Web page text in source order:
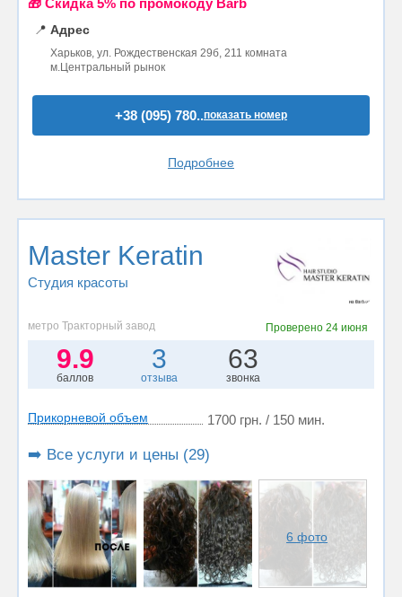
🎁 Cкидка 5% по промокоду Barb
📍 Адрес
Харьков, ул. Рождественская 29б, 211 комната
м.Центральный рынок
+38 (095) 780..показать номер
Подробнее
Master Keratin
Студия красоты
метро Тракторный завод Проверено 24 июня
9.9
баллов
3
отзыва
63
звонка
Прикорневой объем 1700 грн. / 150 мин.
➡️ Все услуги и цены (29)
6 фото